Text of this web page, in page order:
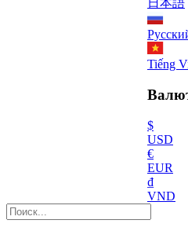
日本語
Tiếng
$
USD
€
EUR
₫
VND